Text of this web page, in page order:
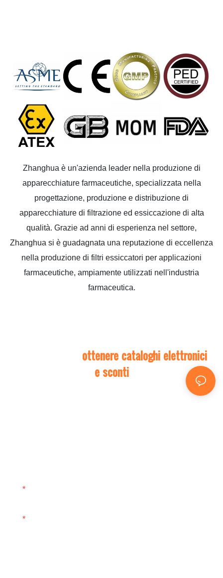
Zhanghua è un'azienda leader nella produzione di
apparecchiature farmaceutiche, specializzata nella
progettazione, produzione e distribuzione di
apparecchiature di filtrazione ed essiccazione di alta
qualità. Grazie ad anni di esperienza nel settore,
Zhanghua si è guadagnata una reputazione di eccellenza
nella produzione di filtri essiccatori per applicazioni
farmaceutiche, ampiamente utilizzati nell'industria
farmaceutica.
ottenere cataloghi elettronici
e sconti
Per completare la tua richiesta, ti preghiamo di fornirci